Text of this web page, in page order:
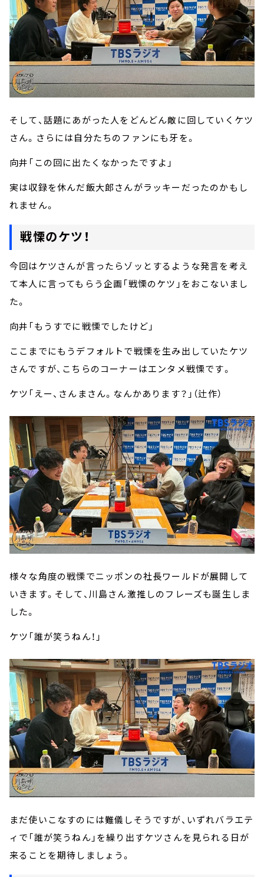
そして、話題にあがった人をどんどん敵に回していくケツ
さん。さらには自分たちのファンにも牙を。
向井「この回に出たくなかったですよ」
実は収録を休んだ飯大郎さんがラッキーだったのかもし
れません。
戦慄のケツ！
今回はケツさんが言ったらゾッとするような発言を考え
て本人に言ってもらう企画「戦慄のケツ」をおこないまし
た。
向井「もうすでに戦慄でしたけど」
ここまでにもうデフォルトで戦慄を生み出していたケツ
さんですが、こちらのコーナーはエンタメ戦慄です。
ケツ「えー、さんまさん。なんかあります？」（辻作）
様々な角度の戦慄でニッポンの社長ワールドが展開して
いきます。そして、川島さん激推しのフレーズも誕生しま
した。
ケツ「誰が笑うねん！」
まだ使いこなすのには難儀しそうですが、いずれバラエテ
ィで「誰が笑うねん」を繰り出すケツさんを見られる日が
来ることを期待しましょう。